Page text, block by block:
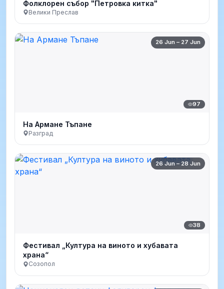
Фолклорен събор "Петровка китка"
Велики Преслав
26 Jun – 27 Jun
97
На Армане Тъпане
Разград
26 Jun – 28 Jun
38
Фестивал „Култура на виното и хубавата
храна“
Созопол